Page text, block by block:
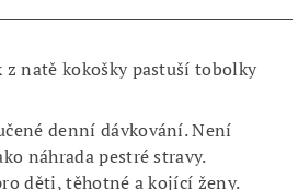
z natě kokošky pastuší tobolky
denní dávkování. Není
náhrada pestré stravy.
děti, těhotné a kojící ženy.